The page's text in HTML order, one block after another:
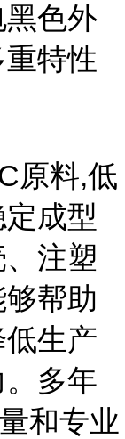
色外
特性
原料,低
成型
注塑
帮助
生产
多年
和专业